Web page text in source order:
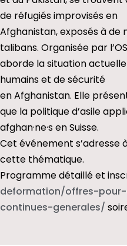
de réfugiés improvisés en
Afghanistan, exposés à de
talibans. Organisée par
aborde la situation
humains et de sécurité
en Afghanistan. Elle
que la politique d’asile
afghan·ne·s en Suisse.
Cet événement
cette thématique.
Programme détaillé et
deformation/offres-
continues-generales/